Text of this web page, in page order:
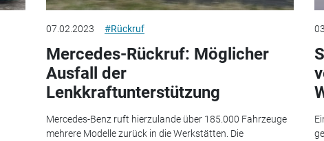
07.02.2023 #Rückruf
Mercedes-Rückruf: Möglicher
Ausfall der
Lenkkraftunterstützung
Mercedes-Benz ruft hierzulande über 185.000 Fahrzeuge
mehrere Modelle zurück in die Werkstätten. Die